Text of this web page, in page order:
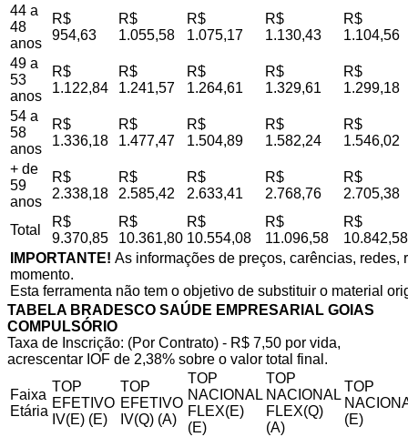
44 a
48
anos
R$
954,63
R$
1.055,58
R$
1.075,17
R$
1.130,43
R$
1.104,56
49 a
53
anos
R$
1.122,84
R$
1.241,57
R$
1.264,61
R$
1.329,61
R$
1.299,18
54 a
58
anos
R$
1.336,18
R$
1.477,47
R$
1.504,89
R$
1.582,24
R$
1.546,02
+ de
59
anos
R$
2.338,18
R$
2.585,42
R$
2.633,41
R$
2.768,76
R$
2.705,38
Total
R$
9.370,85
R$
10.361,80
R$
10.554,08
R$
11.096,58
R$
10.842,58
IMPORTANTE! As informações de preços, carências,
momento.
Esta ferramenta não tem o objetivo de substituir o material
TABELA BRADESCO SAÚDE EMPRESARIAL GOIAS
COMPULSÓRIO
Taxa de Inscrição: (Por Contrato) - R$ 7,50 por vida,
acrescentar IOF de 2,38% sobre o valor total final.
Faixa
Etária
TOP
EFETIVO
IV(E) (E)
TOP
EFETIVO
IV(Q) (A)
TOP
NACIONAL
FLEX(E)
(E)
TOP
NACIONAL
FLEX(Q)
(A)
TOP
(E)